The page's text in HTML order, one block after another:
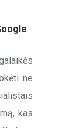
ne
kas